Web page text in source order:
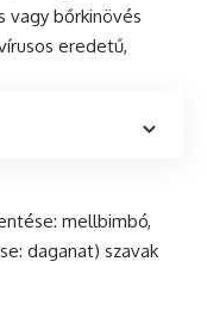
vagy bőrkinövés
eredetű,
mellbimbó,
daganat) szavak